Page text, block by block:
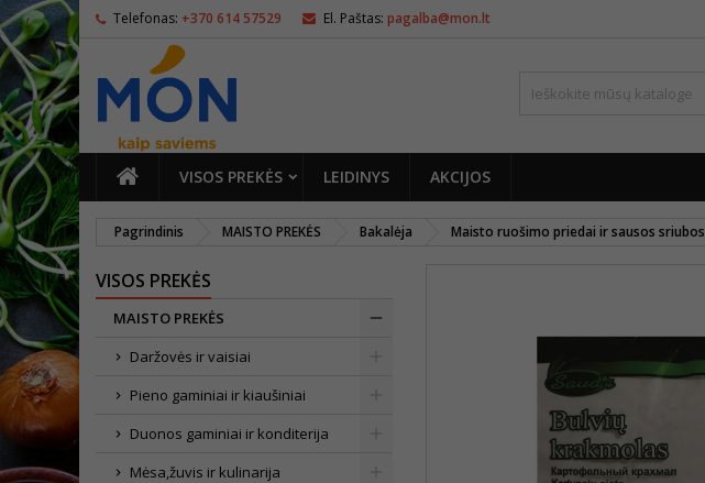
Telefonas: +370 614 57529 El. Paštas: pagalba@mon.lt
PAGRINDINIS
VISOS PREKĖS LEIDINYS AKCIJOS
Pagrindinis MAISTO PREKĖS Bakalėja Maisto ruošimo priedai ir sausos sriubos
VISOS PREKĖS
MAISTO PREKĖS
Daržovės ir vaisiai
Pieno gaminiai ir kiaušiniai
Duonos gaminiai ir konditerija
Mėsa,žuvis ir kulinarija